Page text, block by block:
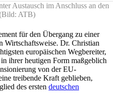
Austausch im Anschluss an den
ATB)
für den Übergang zu einer
Wirtschaftsweise. Dr. Christian
europäischen Wegbereiter,
ihrer heutigen Form maßgeblich
von der EU-
treibende Kraft geblieben,
des ersten deutschen